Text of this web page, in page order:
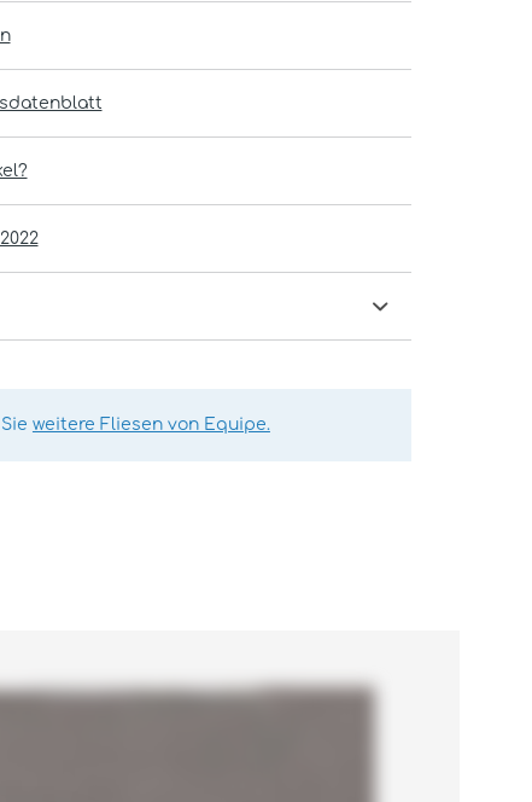
weitere Fliesen von Equipe.